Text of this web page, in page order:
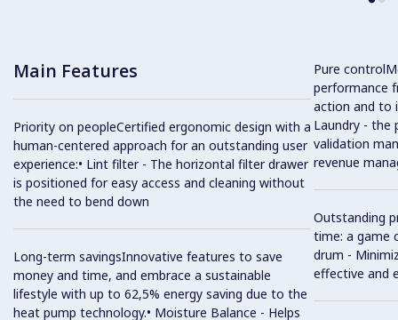
Main Features
Priority on peopleCertified ergonomic design with a
human-centered approach for an outstanding user
experience:• Lint filter - The horizontal filter drawer
is positioned for easy access and cleaning without
the need to bend down
Long-term savingsInnovative features to save
money and time, and embrace a sustainable
lifestyle with up to 62,5% energy saving due to the
heat pump technology.• Moisture Balance - Helps
Pure
performance
action and to
Laundry - the
validation
revenue
Outstanding
time: a game
drum -
effective and